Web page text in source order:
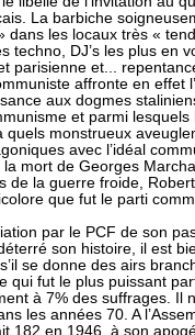
La barbiche
dans les locaux très «
techno, DJ’s les plus en
parisienne et...
affronte en effet
aux dogmes
et parmi
quels monstrueux
avec l’idéal
mort de Georges
de la guerre froide,
que fut le parti
par le PCF de son
son histoire, il est
se donne des airs
qui fut le plus puissant
à 7% des suffrages. Il
les années 70. A
182 en 1946, à son